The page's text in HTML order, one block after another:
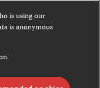
under a
4.0
Creative Commons
is using our
is anonymous